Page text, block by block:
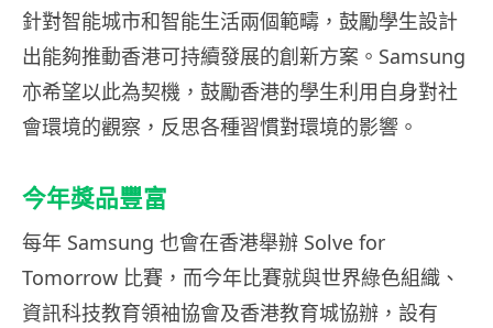
針對智能城市和智能生活兩個範疇，鼓勵學生設計
出能夠推動香港可持續發展的創新方案。Samsung
亦希望以此為契機，鼓勵香港的學生利用自身對社
會環境的觀察，反思各種習慣對環境的影響。
今年獎品豐富
每年 Samsung 也會在香港舉辦 Solve for
Tomorrow 比賽，而今年比賽就與世界綠色組織、
資訊科技教育領袖協會及香港教育城協辦，設有